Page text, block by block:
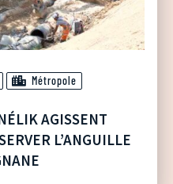
Métropole
AGISSENT
L’ANGUILLE